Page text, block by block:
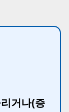
거나(증